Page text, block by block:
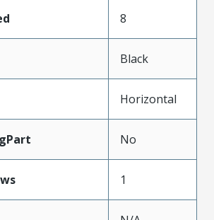
8
Black
Horizontal
No
1